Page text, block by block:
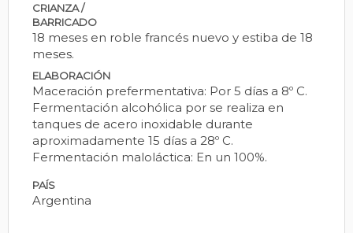
CRIANZA /
BARRICADO
18 meses en roble francés nuevo y estiba de 18
meses.
ELABORACIÓN
Maceración prefermentativa: Por 5 días a 8º C.
Fermentación alcohólica por se realiza en
tanques de acero inoxidable durante
aproximadamente 15 días a 28º C.
Fermentación maloláctica: En un 100%.
PAÍS
Argentina